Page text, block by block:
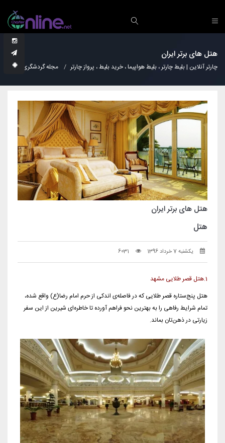
هتل های برتر ایران
چارتر آنلاین | بلیط چارتر ، بلیط هواپیما ، خرید بلیط ، پرواز چارتر مجله گردشگری
هتل های برتر ایران
هتل
یکشنبه 7 خرداد 1396 6031
1.هتل قصر طلایی مشهد
هتل پنج‌ستاره قصر طلایی که در فاصله‌ی اندکی از حرم امام رضا(ع) واقع شده،
تمام شرایط رفاهی را به بهترین نحو فراهم آورده تا خاطره‌ای شیرین از این سفر
زیارتی در ذهن‌تان بماند.